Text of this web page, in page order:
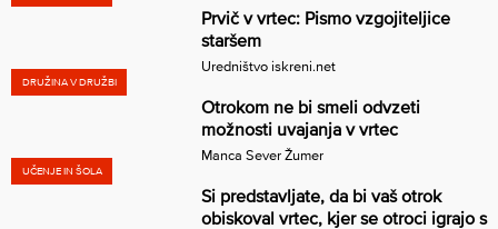
Prvič v vrtec: Pismo vzgojiteljice
staršem
Uredništvo iskreni.net
DRUŽINA V DRUŽBI
Otrokom ne bi smeli odvzeti
možnosti uvajanja v vrtec
Manca Sever Žumer
UČENJE IN ŠOLA
Si predstavljate, da bi vaš otrok
obiskoval vrtec, kjer se otroci igrajo s